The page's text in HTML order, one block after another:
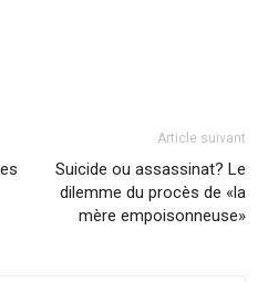
Article suivant
Suicide ou assassinat? Le
dilemme du procès de «la
mère empoisonneuse»